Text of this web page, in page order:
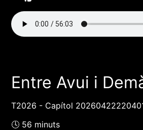
Entre Avui i
T2026 - Capítol
🕓 56 minuts